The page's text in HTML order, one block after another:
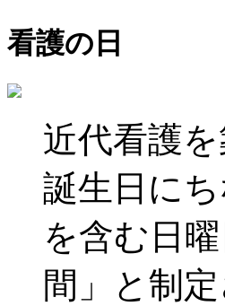
看護の日
近代看護
誕生日に
を含む日
間」と制